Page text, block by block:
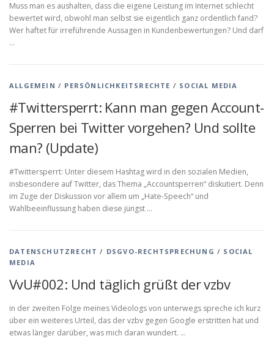
Muss man es aushalten, dass die eigene Leistung im Internet schlecht
bewertet wird, obwohl man selbst sie eigentlich ganz ordentlich fand?
Wer haftet für irreführende Aussagen in Kundenbewertungen? Und darf
…
ALLGEMEIN / PERSÖNLICHKEITSRECHTE / SOCIAL MEDIA
#Twittersperrt: Kann man gegen Account-
Sperren bei Twitter vorgehen? Und sollte
man? (Update)
#Twittersperrt: Unter diesem Hashtag wird in den sozialen Medien,
insbesondere auf Twitter, das Thema „Accountsperren“ diskutiert. Denn
im Zuge der Diskussion vor allem um „Hate-Speech“ und
Wahlbeeinflussung haben diese jüngst …
DATENSCHUTZRECHT / DSGVO-RECHTSPRECHUNG / SOCIAL
MEDIA
VvU#002: Und täglich grüßt der vzbv
in der zweiten Folge meines Videologs von unterwegs spreche ich kurz
über ein weiteres Urteil, das der vzbv gegen Google erstritten hat und
etwas länger darüber, was mich daran wundert. …